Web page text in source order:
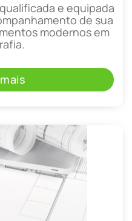
e equipada
de sua
modernos em